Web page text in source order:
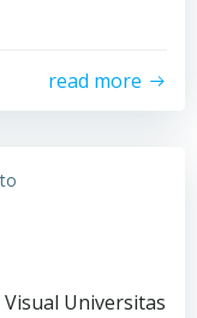
read more
Universitas